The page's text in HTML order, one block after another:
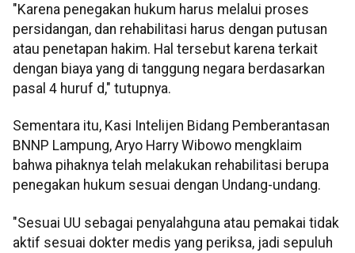
"Karena penegakan hukum harus melalui proses
persidangan, dan rehabilitasi harus dengan putusan
atau penetapan hakim. Hal tersebut karena terkait
dengan biaya yang di tanggung negara berdasarkan
pasal 4 huruf d," tutupnya.
Sementara itu, Kasi Intelijen Bidang Pemberantasan
BNNP Lampung, Aryo Harry Wibowo mengklaim
bahwa pihaknya telah melakukan rehabilitasi berupa
penegakan hukum sesuai dengan Undang-undang.
"Sesuai UU sebagai penyalahguna atau pemakai tidak
aktif sesuai dokter medis yang periksa, jadi sepuluh